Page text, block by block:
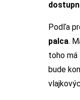
Podľa
palca.
toho
bude